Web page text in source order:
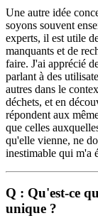
Une autre idée
soyons souvent
experts, il est utile
manquants et de
faire. J'ai apprécié
parlant à des
autres dans le
déchets, et en
répondent aux
que celles
qu'elle vienne, ne
inestimable qui m'a
Q : Qu'est-ce
unique ?